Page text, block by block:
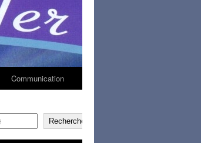
Communication
Rechercher